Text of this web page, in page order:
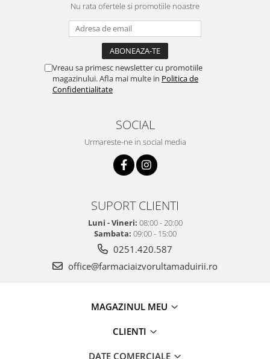
Nu rata ofertele si promotiile noastre
Vreau sa primesc newsletter cu promotiile
magazinului. Afla mai multe in Politica de
Confidentialitate
SOCIAL
Urmareste-ne in social media
SUPORT CLIENTI
Luni - Vineri: 08:00 - 20:00
Sambata: 09:00 - 15:00
0251.420.587
office@farmaciaizvorultamaduirii.ro
MAGAZINUL MEU
CLIENTI
DATE COMERCIALE